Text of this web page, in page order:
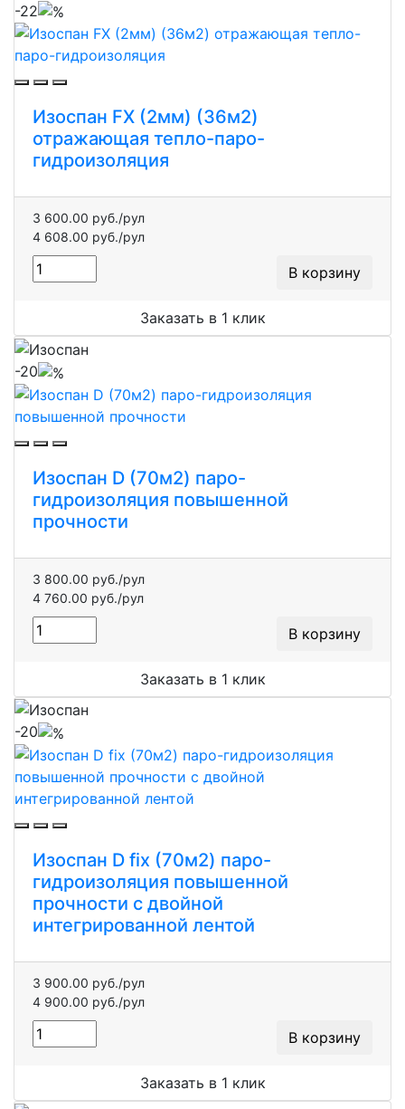
-22
Изоспан FX (2мм) (36м2)
отражающая тепло-паро-
гидроизоляция
3 600.00 руб./рул
4 608.00 руб./рул
В корзину
Заказать в 1 клик
-20
Изоспан D (70м2) паро-
гидроизоляция повышенной
прочности
3 800.00 руб./рул
4 760.00 руб./рул
В корзину
Заказать в 1 клик
-20
Изоспан D fix (70м2) паро-
гидроизоляция повышенной
прочности с двойной
интегрированной лентой
3 900.00 руб./рул
4 900.00 руб./рул
В корзину
Заказать в 1 клик